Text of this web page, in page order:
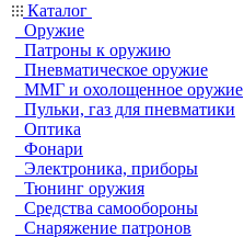
Каталог
Оружие
Патроны к оружию
Пневматическое оружие
ММГ и охолощенное оружие
Пульки, газ для пневматики
Оптика
Фонари
Электроника, приборы
Тюнинг оружия
Средства самообороны
Снаряжение патронов